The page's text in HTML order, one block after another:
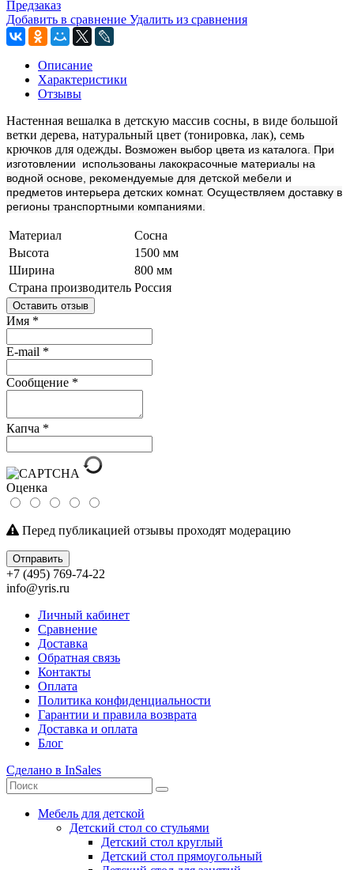
Предзаказ
Добавить в сравнение Удалить из сравнения
Описание
Характеристики
Отзывы
Настенная вешалка в детскую массив сосны, в виде большой
ветки дерева, натуральный цвет (тонировка, лак), семь
крючков для одежды. Возможен выбор цвета из каталога. При
изготовлении использованы лакокрасочные материалы на
водной основе, рекомендуемые для детской мебели и
предметов интерьера детских комнат. Осуществляем доставку в
регионы транспортными компаниями.
Материал
Сосна
Высота
1500 мм
Ширина
800 мм
Страна производитель Россия
Оставить отзыв
Имя *
E-mail *
Сообщение *
Капча *
Оценка
Перед публикацией отзывы проходят модерацию
Отправить
+7 (495) 769-74-22
info@yris.ru
Личный кабинет
Сравнение
Доставка
Обратная связь
Контакты
Оплата
Политика конфиденциальности
Гарантии и правила возврата
Доставка и оплата
Блог
Сделано в InSales
Мебель для детской
Детский стол со стульями
Детский стол круглый
Детский стол прямоугольный